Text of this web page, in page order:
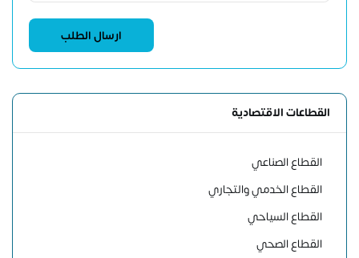
القطاعات الاقتصادية
القطاع الصناعي
القطاع الخدمي والتجاري
القطاع السياحي
القطاع الصحي